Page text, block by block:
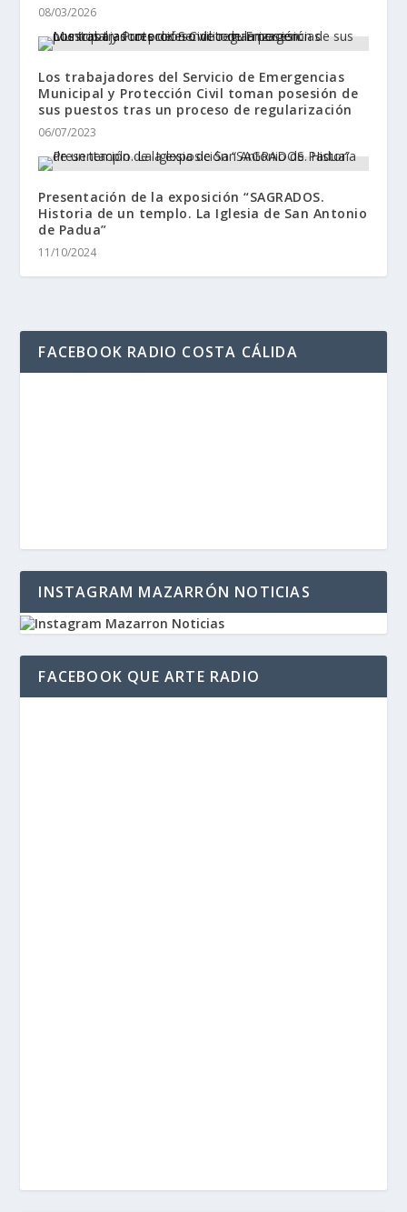
08/03/2026
Los trabajadores del Servicio de Emergencias
Municipal y Protección Civil toman posesión de
sus puestos tras un proceso de regularización
06/07/2023
Presentación de la exposición “SAGRADOS.
Historia de un templo. La Iglesia de San Antonio
de Padua”
11/10/2024
FACEBOOK RADIO COSTA CÁLIDA
INSTAGRAM MAZARRÓN NOTICIAS
FACEBOOK QUE ARTE RADIO